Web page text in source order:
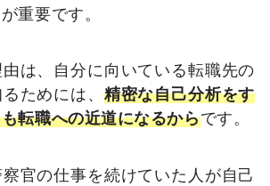
重要です。
は、自分に向いている転職先の
ためには、 精密な自己分析をす
転職への近道になるからです。
官の仕事を続けていた人が自己